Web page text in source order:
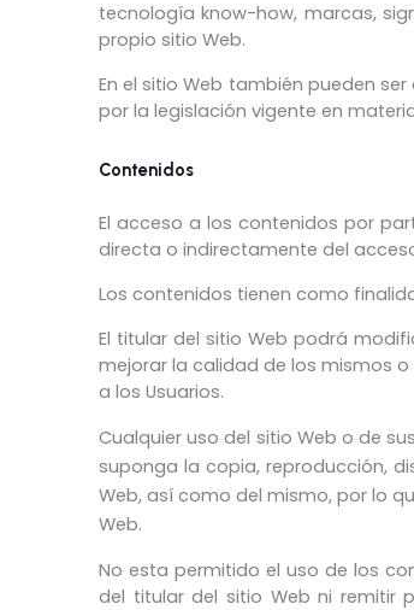
tecnología know-how, marcas,
propio sitio Web.
En el sitio Web también pueden
por la legislación vigente en
Contenidos
El acceso a los contenidos por
directa o indirectamente del
Los contenidos tienen como
El titular del sitio Web podrá
mejorar la calidad de los mismos
a los Usuarios.
Cualquier uso del sitio Web o de
suponga la copia, reproducción,
Web, así como del mismo, por lo
Web.
No esta permitido el uso de los
del titular del sitio Web ni remitir